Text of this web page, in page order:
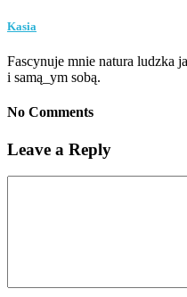
Kasia
Fascynuje mnie natura ludzka
i samą_ym sobą.
No Comments
Leave a Reply